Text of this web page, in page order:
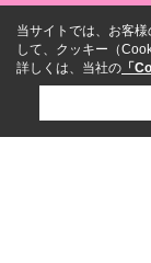
当サイトでは、お客
して、クッキー（
詳しくは、当社の 「